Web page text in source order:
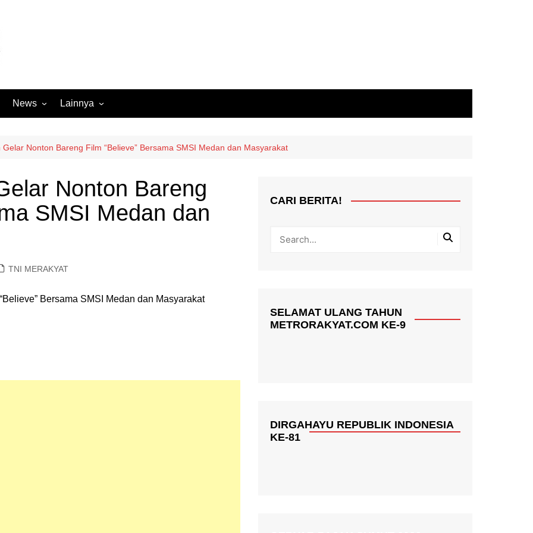
News
Internasional
Lintas Koramil – MS
Megapolitan
Peristiwa
Politik
Lainnya
Ekbis
Opini
Pendidikan
Wisata
Nonton Bareng Film “Believe” Bersama SMSI Medan dan Masyarakat
Nonton Bareng
SMSI Medan dan
TNI MERAKYAT
CARI BERITA!
SELAMAT ULANG TAHUN
METRORAKYAT.COM KE-9
DIRGAHAYU REPUBLIK INDONESIA
KE-81